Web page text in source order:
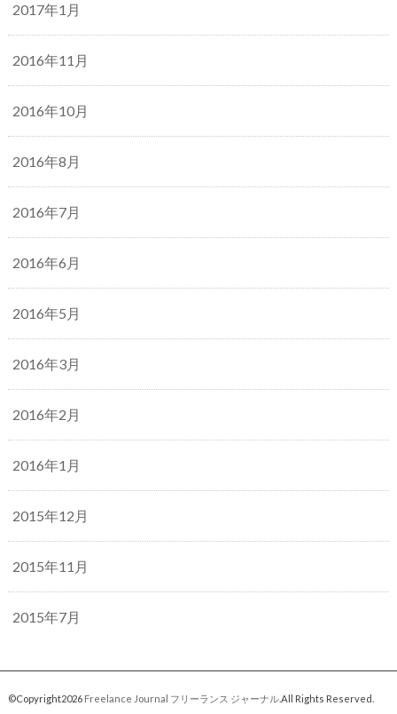
2017年1月
2016年11月
2016年10月
2016年8月
2016年7月
2016年6月
2016年5月
2016年3月
2016年2月
2016年1月
2015年12月
2015年11月
2015年7月
©Copyright2026 Freelance Journal フリーランス ジャーナル.All Rights Reserved.